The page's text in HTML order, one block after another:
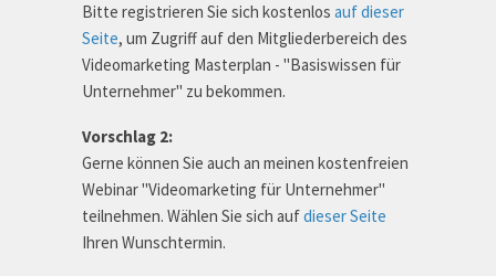
Bitte registrieren Sie sich kostenlos auf dieser
Seite, um Zugriff auf den Mitgliederbereich des
Videomarketing Masterplan - "Basiswissen für
Unternehmer" zu bekommen.
Vorschlag 2:
Gerne können Sie auch an meinen kostenfreien
Webinar "Videomarketing für Unternehmer"
teilnehmen. Wählen Sie sich aufdieser Seite
Ihren Wunschtermin.